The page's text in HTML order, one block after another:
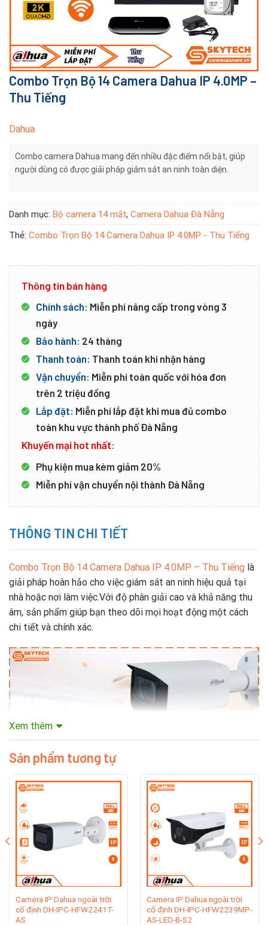
Combo Trọn Bộ 14 Camera Dahua IP 4.0MP –
Thu Tiếng
Dahua
Combo camera Dahua mang đến nhiều đặc điểm nổi bật, giúp
người dùng có được giải pháp giám sát an ninh toàn diện.
Danh mục: Bộ camera 14 mắt, Camera Dahua Đà Nẵng
Thẻ: Combo Trọn Bộ 14 Camera Dahua IP 4.0MP - Thu Tiếng
Thông tin bán hàng
Chính sách: Miễn phí nâng cấp trong vòng 3
ngày
Bảo hành: 24 tháng
Thanh toán: Thanh toán khi nhận hàng
Vận chuyển: Miễn phí toàn quốc với hóa đơn
trên 2 triệu đồng
Lắp đặt: Miễn phí lắp đặt khi mua đủ combo
toàn khu vực thành phố Đà Nẵng
Khuyến mại hot nhất:
Phụ kiện mua kèm giảm 20%
Miễn phí vận chuyển nội thành Đà Nẵng
THÔNG TIN CHI TIẾT
Combo Trọn Bộ 14 Camera Dahua IP 4.0MP – Thu Tiếng là
giải pháp hoàn hảo cho việc giám sát an ninh hiệu quả tại
nhà hoặc nơi làm việc.Với độ phân giải cao và khả năng thu
âm, sản phẩm giúp bạn theo dõi mọi hoạt động một cách
chi tiết và chính xác.
Dahua – Thương Hiệu Của Camera
Dahua là một trong những thương hiệu hàng đầu thế giới
trong lĩnh vực sản xuất thiết bị giám sát an ninh. Với bề dày
kinh nghiệm từ năm 2001, Dahua đã khẳng định vị thế của
mình nhờ vào công nghệ hiện đại, sản phẩm chất lượng cao
và dịch vụ hỗ trợ tận tâm. Các camera Dahua, bao gồm
nhiều loại như camera IP và camera hồng ngoại, được thiết
kế để hoạt động ổn định trong mọi điều kiện thời tiết, mang
Xem thêm
Sản phẩm tương tự
Camera IP Dahua ngoài trời
cố định DH-IPC-HFW2241T-
AS
Camera IP Dahua ngoài trời
cố định DH-IPC-HFW2239MP-
AS-LED-B-S2